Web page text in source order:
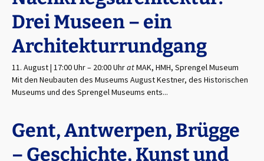
Drei Museen – ein
Architekturrundgang
11. August | 17:00 Uhr– 20:00 UhratMAK, HMH, Sprengel Museum
Mit den Neubauten des Museums August Kestner, des Historischen
Museums und des Sprengel Museums ents...
Gent, Antwerpen, Brügge
– Geschichte, Kunst und